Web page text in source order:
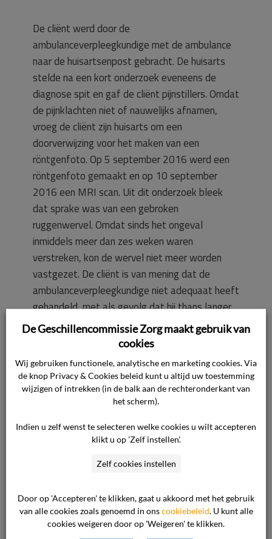
De cliënt werd door de
ambulanceverpleegkundige met de ambulance
naar de huisartsenpost gebracht. De huisarts
stelde na een kort onderzoek eveneens de
diagnose spit en gaf de cliënt pijnstillers. Omdat
de pijnklachten niet of nauwelijks afnamen,
vroeg de cliënt zijn huisarts om een
doorverwijzing voor het maken van een
röntgenfoto. Op 5 september 2016 werd een
röntgenfoto gemaakt en op 10 september
2016 een MRI scan. Uit dit onderzoek bleek
dat sprake was van een gebroken
ruggenwervel. Omdat sinds het ongeval
inmiddels meer dan zes weken waren
verstreken, kon de wervel niet meer worden
vastgezet. De cliënt is van mening dat de
ambulanceverpleegkundige niet adequaat heeft
gehandeld, met als gevolg dat hij thans langer
dan een jaar ziek is. Als zijn rug zou zijn
gefixeerd en direct een röntgenfoto was
omhoog te trekken, was de schade volgens
hem beperkt gebleven. De cliënt werkte via een
uitzendbureau en stelt dat hij door het hele
gebeuren geen vast contract heeft gekregen.
Hij ontvangt nu een ziektewetuitkering,
misloopt. Naast deze financiële schade is er
Op 20 april 2017 heeft de cliënt zijn klacht
De Geschillencommissie Zorg maakt gebruik van
cookies
Wij gebruiken functionele, analytische en marketing cookies. Via
de knop Privacy & Cookies beleid kunt u altijd uw toestemming
wijzigen of intrekken (in de balk aan de rechteronderkant van
het scherm).
Indien u zelf wenst te selecteren welke cookies u wilt accepteren
klikt u op 'Zelf instellen'.
Zelf cookies instellen
Door op 'Accepteren' te klikken, gaat u akkoord met het gebruik
van alle cookies zoals genoemd in onscookiebeleid . U kunt alle
cookies weigeren door op 'Weigeren' te klikken.